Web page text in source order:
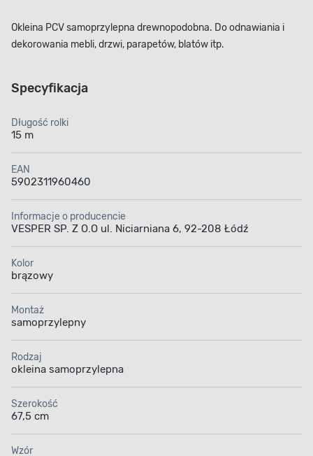
Okleina PCV samoprzylepna drewnopodobna. Do odnawiania i
dekorowania mebli, drzwi, parapetów, blatów itp.
Specyfikacja
Długość rolki
15 m
EAN
5902311960460
Informacje o producencie
VESPER SP. Z O.O ul. Niciarniana 6, 92-208 Łódź
Kolor
brązowy
Montaż
samoprzylepny
Rodzaj
okleina samoprzylepna
Szerokość
67,5 cm
Wzór